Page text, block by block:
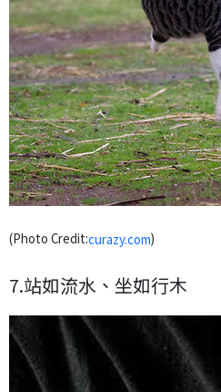
(Photo Credit:curazy.com)
7.站如流水、坐如行木